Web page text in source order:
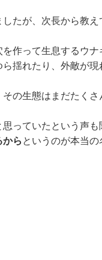
たが、次長から教
作って生息する ウナ
揺れたり、外敵が現
その生態はまだたくさ
っていたという声も
から というのが本当